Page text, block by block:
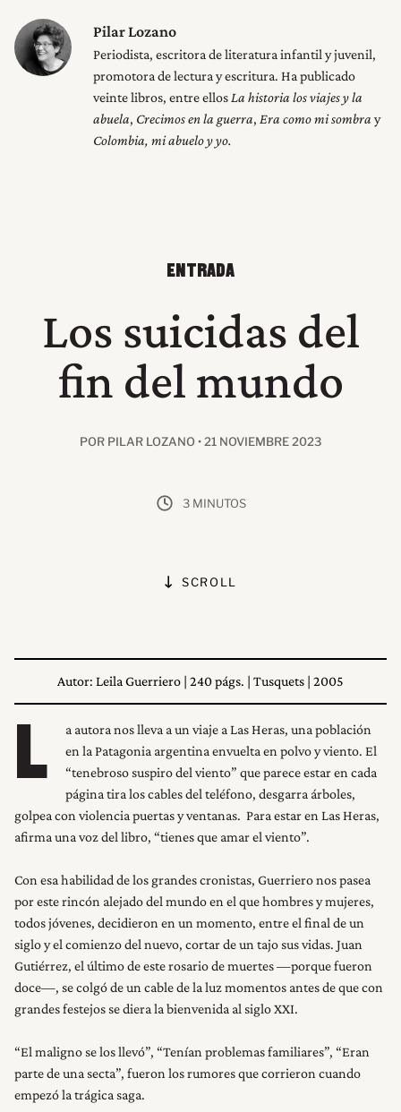
Pilar Lozano
Periodista, escritora de literatura infantil y juvenil,
promotora de lectura y escritura. Ha publicado
veinte libros, entre ellos La historia los viajes y la
abuela, Crecimos en la guerra, Era como mi sombra y
Colombia, mi abuelo y yo.
ENTRADA
Los suicidas del
fin del mundo
POR PILAR LOZANO • 21 NOVIEMBRE 2023
3 MINUTOS
SCROLL
Autor: Leila Guerriero | 240 págs. | Tusquets | 2005
L
a autora nos lleva a un viaje a Las Heras, una población
en la Patagonia argentina envuelta en polvo y viento. El
“tenebroso suspiro del viento” que parece estar en cada
página tira los cables del teléfono, desgarra árboles,
golpea con violencia puertas y ventanas. Para estar en Las Heras,
afirma una voz del libro, “tienes que amar el viento”.
Con esa habilidad de los grandes cronistas, Guerriero nos pasea
por este rincón alejado del mundo en el que hombres y mujeres,
todos jóvenes, decidieron en un momento, entre el final de un
siglo y el comienzo del nuevo, cortar de un tajo sus vidas. Juan
Gutiérrez, el último de este rosario de muertes —porque fueron
doce—, se colgó de un cable de la luz momentos antes de que con
grandes festejos se diera la bienvenida al siglo XXI.
“El maligno se los llevó”, “Tenían problemas familiares”, “Eran
parte de una secta”, fueron los rumores que corrieron cuando
empezó la trágica saga.